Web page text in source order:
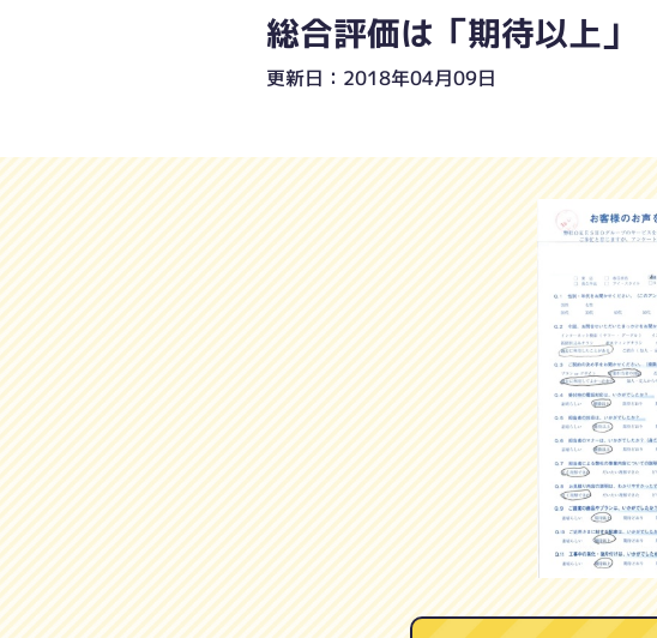
総合評価は「期待以上」
更新日：2018年04月09日